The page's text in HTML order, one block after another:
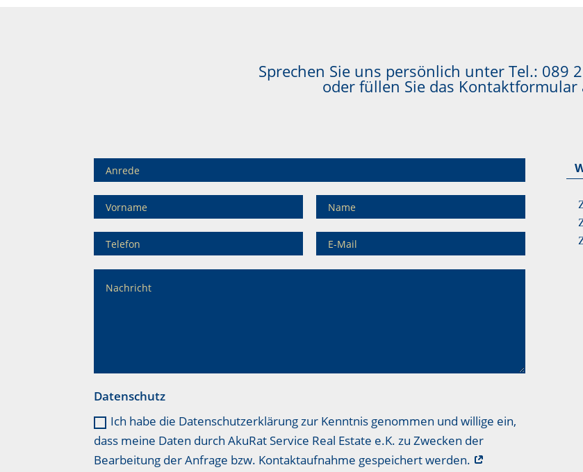
Sprechen Sie uns persönlich unter Tel.: 089
oder füllen Sie das Kontaktformular
Datenschutz
Ich habe die Datenschutzerklärung zur Kenntnis genommen und willige ein,
dass meine Daten durch AkuRat Service Real Estate e.K. zu Zwecken der
Bearbeitung der Anfrage bzw. Kontaktaufnahme gespeichert werden.